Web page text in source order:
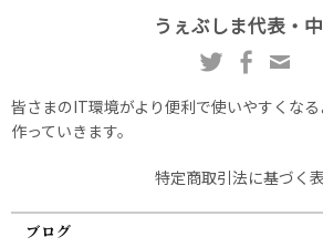
うぇぶしま代表・
皆さまのIT環境がより便利で使いやすくな
作っていきます。
特定商取引法に基づく
ブログ